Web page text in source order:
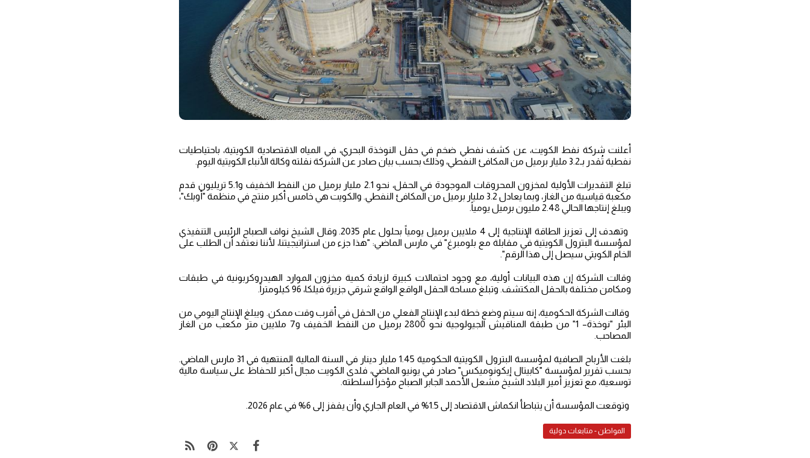
أعلنت شركة نفط الكويت، عن كشف نفطي ضخم في حقل النوخذة البحري، في المياه الاقتصادية الكويتية، باحتياطيات
نفطية تُقدر بـ3.2 مليار برميل من المكافئ النفطي، وذلك بحسب بيان صادر عن الشركة نقلته وكالة الأنباء الكويتية اليوم.
تبلغ التقديرات الأولية لمخزون المحروقات الموجودة في الحقل، نحو 2.1 مليار برميل من النفط الخفيف و5.1 تريليون قدم
مكعبة قياسية من الغاز، وبما يعادل 3.2 مليار برميل من المكافئ النفطي. والكويت هي خامس أكبر منتج في منظمة "أوبك"،
ويبلغ إنتاجها الحالي 2.48 مليون برميل يومياً.
وتهدف إلى تعزيز الطاقة الإنتاجية إلى 4 ملايين برميل يومياً بحلول عام 2035. وقال الشيخ نواف الصباح الرئيس التنفيذي
لمؤسسة البترول الكويتية في مقابلة مع بلومبرغ" في مارس الماضي: "هذا جزء من استراتيجيتنا، لأننا نعتقد أن الطلب على
الخام الكويتي سيصل إلى هذا الرقم".
وقالت الشركة إن هذه البيانات أولية، مع وجود احتمالات كبيرة لزيادة كمية مخزون الموارد الهيدروكربونية في طبقات
ومكامن مختلفة بالحقل المكتشف. وتبلغ مساحة الحقل الواقع الواقع شرقي جزيرة فيلكا، 96 كيلومتراً.
وقالت الشركة الحكومية، إنه سيتم وضع خطة لبدء الإنتاج الفعلي من الحقل في أقرب وقت ممكن. ويبلغ الإنتاج اليومي من
البئر "نوخذة– 1" من طبقة المناقيش الجيولوجية نحو 2800 برميل من النفط الخفيف و7 ملايين متر مكعب من الغاز
المصاحب.
بلغت الأرباح الصافية لمؤسسة البترول الكويتية الحكومية 1.45 مليار دينار في السنة المالية المنتهية في 31 مارس الماضي.
بحسب تقرير لمؤسسة "كابيتال إيكونوميكس" صادر في يونيو الماضي، فلدى الكويت مجال أكبر للحفاظ على سياسة مالية
توسعية، مع تعزيز أمير البلاد الشيخ مشعل الأحمد الجابر الصباح مؤخراً لسلطته.
وتوقعت المؤسسة أن يتباطأ انكماش الاقتصاد إلى 1.5% في العام الجاري وأن يقفز إلى 6% في عام 2026.
المواطن - متابعات دولية